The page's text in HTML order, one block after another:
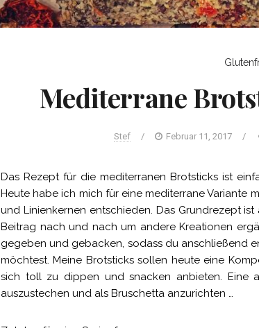
Mediterrane
Stef / Februar 11, 2017 /
Das Rezept für die mediterranen Brotsticks ist
Heute habe ich mich für eine mediterrane Variante
und Linienkernen entschieden. Das Grundrezept
Beitrag nach und nach um andere Kreationen
gegeben und gebacken, sodass du anschließend
möchtest. Meine Brotsticks sollen heute eine
sich toll zu dippen und snacken anbieten. Eine
auszustechen und als Bruschetta anzurichten …